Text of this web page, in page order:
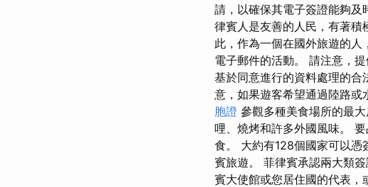
請，以確保其電子簽證能夠及
律賓人是友善的人民，有著
此，作為一個在國外旅遊的
電子郵件的活動。 請注意，
基於同意進行的資料處理的
意，如果遊客希望通過陸路或
胞證 參觀多種美食場所的最
哩、燒烤和許多外國風味。
食。 大約有128個國家可以
賓旅遊。 菲律賓承認兩大類
賓大使館或您居住國的代表